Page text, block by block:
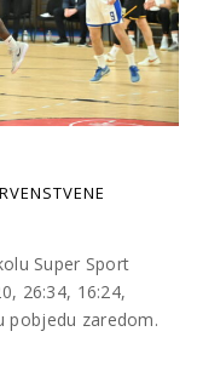
Super Sport
26:34, 16:24,
pobjedu zaredom.